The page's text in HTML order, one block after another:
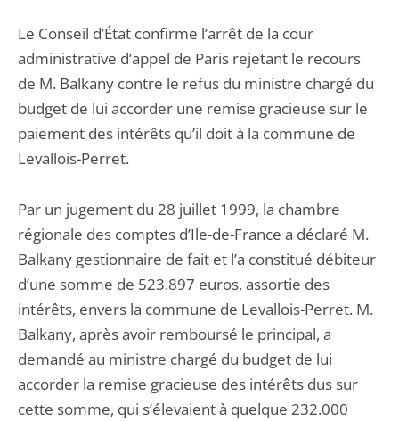
Le Conseil d’État confirme l’arrêt de la cour
administrative d’appel de Paris rejetant le recours
de M. Balkany contre le refus du ministre chargé du
budget de lui accorder une remise gracieuse sur le
paiement des intérêts qu’il doit à la commune de
Levallois-Perret.
Par un jugement du 28 juillet 1999, la chambre
régionale des comptes d’Ile-de-France a déclaré M.
Balkany gestionnaire de fait et l’a constitué débiteur
d’une somme de 523.897 euros, assortie des
intérêts, envers la commune de Levallois-Perret. M.
Balkany, après avoir remboursé le principal, a
demandé au ministre chargé du budget de lui
accorder la remise gracieuse des intérêts dus sur
cette somme, qui s’élevaient à quelque 232.000